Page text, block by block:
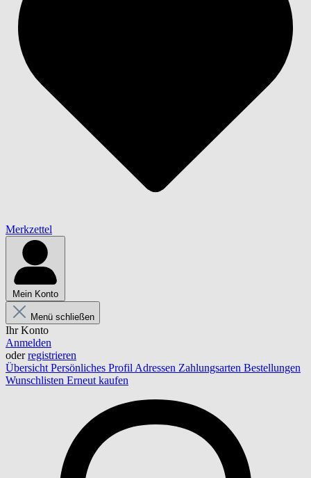
Merkzettel
Mein Konto
Menü schließen
Ihr Konto
Anmelden
oderregistrieren
Übersicht Persönliches Profil Adressen Zahlungsarten Bestellungen
Wunschlisten Erneut kaufen